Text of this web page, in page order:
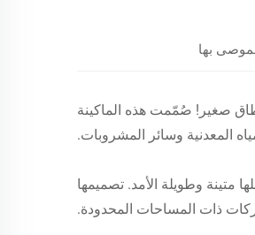
بها
صغير! صُمّمت هذه الماكينة
المعدنية وسائر المشروبات.
متينة وطويلة الأمد. تصميمها
ذات المساحات المحدودة.